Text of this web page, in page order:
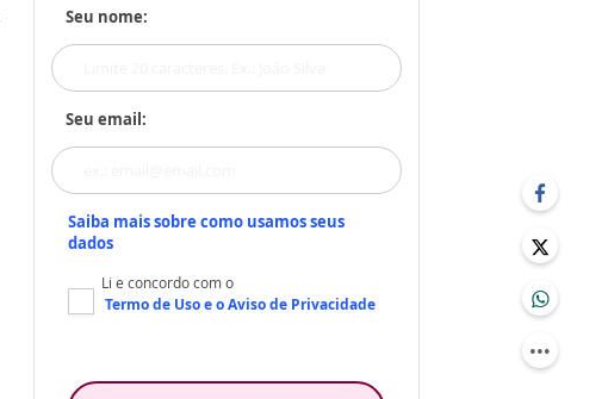
Seu nome:
Seu email:
Saiba mais sobre como usamos seus
dados
Li e concordo com o
Termo de Usoe oAviso de Privacidade